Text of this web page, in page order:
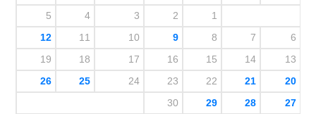
1
2
3
4
5
6
7
8
9
10
11
12
13
14
15
16
17
18
19
20
21
22
23
24
25
26
27
28
29
30